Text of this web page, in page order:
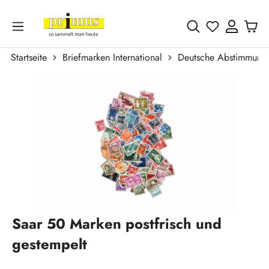
Zum Hauptinhalt springen
Du hast 0
Startseite Briefmarken International
Deutsche
Saar 50 Marken postfrisch und
gestempelt